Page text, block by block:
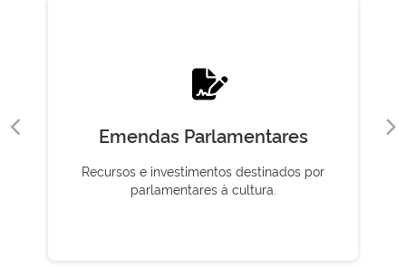
Emendas Parlamentares
Recursos e investimentos destinados por
parlamentares à cultura.